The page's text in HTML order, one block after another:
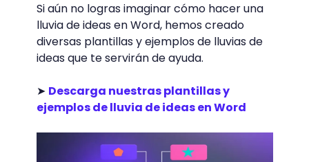
Si aún no logras imaginar cómo hacer una
lluvia de ideas en Word, hemos creado
diversas plantillas y ejemplos de lluvias de
ideas que te servirán de ayuda.
➤ Descarga nuestras plantillas y
ejemplos de lluvia de ideas en Word